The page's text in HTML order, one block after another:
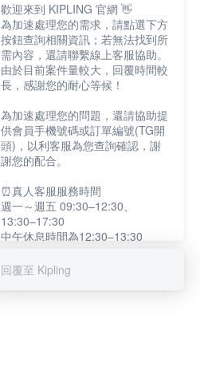
歡迎來到 KIPLING 官網 👋
為加速處理您的需求，請點選下方
按鈕查詢相關資訊；若無法找到所
需內容，還請聯繫線上客服協助。
由於目前案件量較大，回覆時間較
長，感謝您的耐心等候！
為加速處理您的問題，還請協助提
供會員手機號碼或訂單編號(TG開
頭)，以利客服為您查詢確認，謝
謝您的配合。
⏰真人客服服務時間
週一～週五 09:30–12:30、
13:30–17:30
中午休息時間為12:30–13:30
提醒您：系統會自動已讀訊息，如
回覆至 Kipling